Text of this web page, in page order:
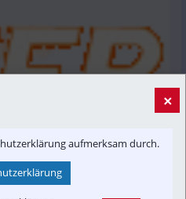
IGEB e.V. vertritt die
×
aufmerksam durch.